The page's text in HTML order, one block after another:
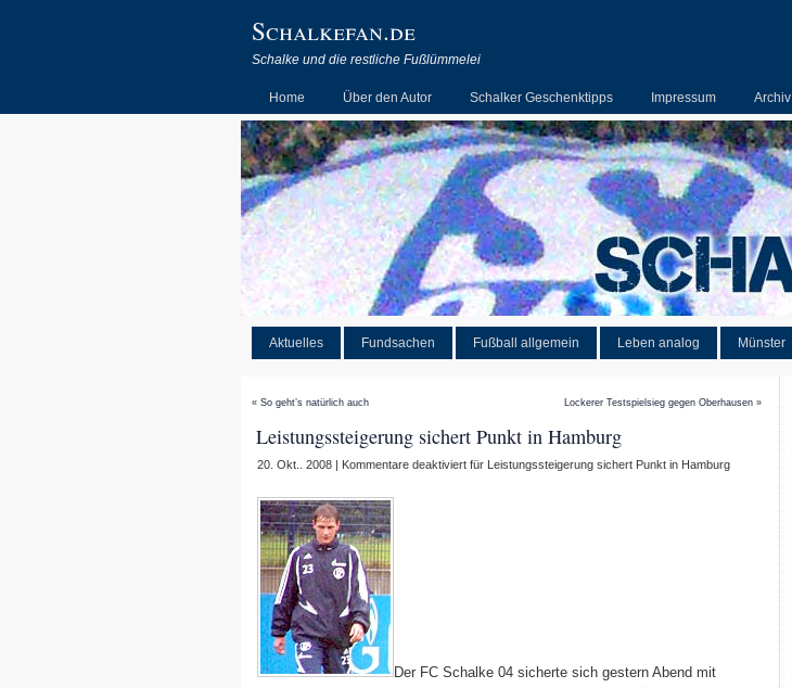
Schalkefan.de
Schalke und die restliche Fußlümmelei
Home Über den Autor Schalker Geschenktipps Impressum Archiv
Aktuelles Fundsachen Fußball allgemein Leben analog Münster
« So geht’s natürlich auch Lockerer Testspielsieg gegen Oberhausen »
Leistungssteigerung sichert Punkt in Hamburg
20. Okt.. 2008 | Kommentare deaktiviert für Leistungssteigerung sichert Punkt in Hamburg
Der FC Schalke 04 sicherte sich gestern Abend mit